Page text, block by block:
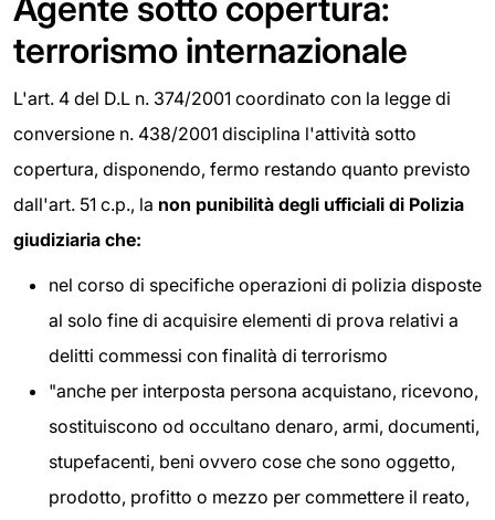
terrorismo internazionale
L'art. 4 del D.L n. 374/2001 coordinato con la legge di
conversione n. 438/2001 disciplina l'attività sotto
copertura, disponendo, fermo restando quanto previsto
dall'art. 51 c.p., la non punibilità degli ufficiali di Polizia
giudiziaria che:
nel corso di specifiche operazioni di polizia disposte
al solo fine di acquisire elementi di prova relativi a
delitti commessi con finalità di terrorismo
"anche per interposta persona acquistano, ricevono,
sostituiscono od occultano denaro, armi, documenti,
stupefacenti, beni ovvero cose che sono oggetto,
prodotto, profitto o mezzo per commettere il reato,